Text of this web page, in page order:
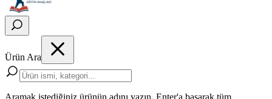
Ürün Ara
Aramak istediğiniz ürünün adını yazın, Enter'a basarak tüm